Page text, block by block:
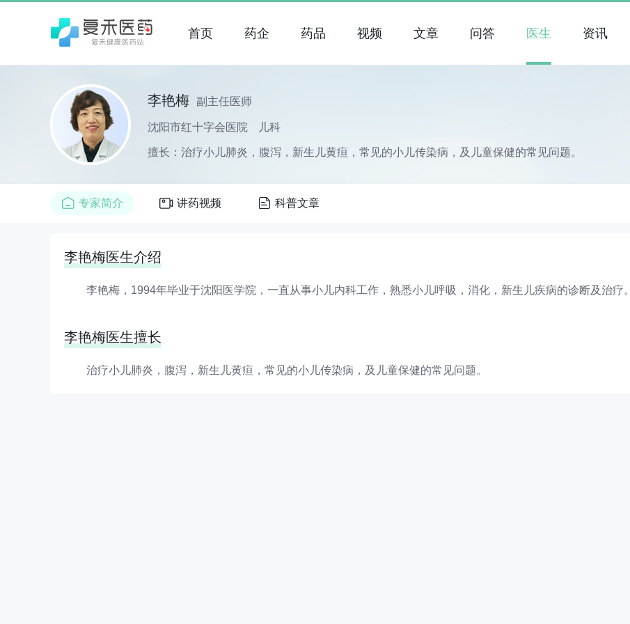
首页 药企 药品 视频 文章 问答 医生 资讯
李艳梅 副主任医师
沈阳市红十字会医院 儿科
擅长：治疗小儿肺炎，腹泻，新生儿黄疸，常见的小儿传染病，及儿童保健的常见问题。
专家简介 讲药视频 科普文章
李艳梅医生介绍
李艳梅，1994年毕业于沈阳医学院，一直从事小儿内科工作，熟悉小儿呼吸，消化，新生儿疾病的诊断及治疗。
李艳梅医生擅长
治疗小儿肺炎，腹泻，新生儿黄疸，常见的小儿传染病，及儿童保健的常见问题。